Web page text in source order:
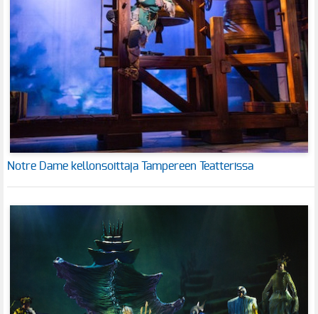
Notre Dame kellonsoittaja Tampereen Teatterissa